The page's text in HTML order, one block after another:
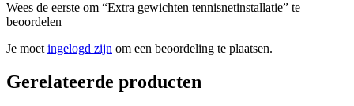
Wees de eerste om “Extra gewichten tennisnetinstallatie” te
beoordelen
Je moetingelogd zijn om een beoordeling te plaatsen.
Gerelateerde producten